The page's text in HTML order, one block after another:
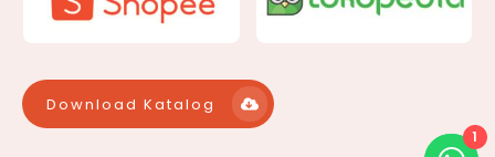
Download Katalog
1